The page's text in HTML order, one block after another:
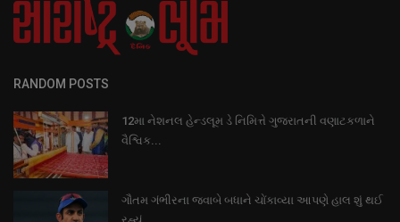
RANDOM POSTS
12મા નેશનલ હેન્ડલૂમ ડે નિમિત્તે ગુજરાતની વણાટકળાને
વૈશ્વિક...
ગૌતમ ગંભીરના જવાબે બધાને ચોંકાવ્યા આપણે હાલ શું થઈ